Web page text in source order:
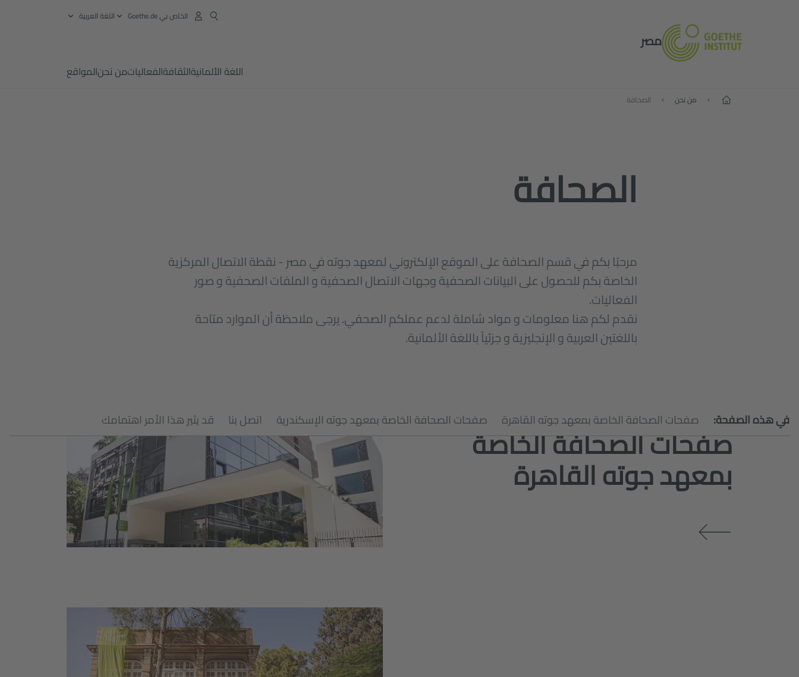
مصر
الخاص بي Goethe.de ‏اللغة العربية
اللغة الألمانيةالثقافةالفعالياتمن نحنالمواقع
الصفحة الرئيسيةمن نحن الصحافة
الصحافة
مرحبًا بكم في قسم الصحافة على الموقع الإلكتروني لمعهد جوته في مصر - نقطة الاتصال المركزية
الخاصة بكم للحصول على البيانات الصحفية وجهات الاتصال الصحفية و الملفات الصحفية و صور
الفعاليات.
نقدم لكم هنا معلومات و مواد شاملة لدعم عملكم الصحفي. يرجى ملاحظة أن الموارد متاحة
باللغتين العربية و الإنجليزية و جزئياً باللغة الألمانية.
في هذه الصفحة: صفحات الصحافة الخاصة بمعهد جوته القاهرة صفحات الصحافة الخاصة بمعهد جوته الإسكندرية اتصل بنا قد يثير هذا الأمر اهتمامك
صفحات الصحافة الخاصة
بمعهد جوته القاهرة
Copyright: Roger Anis